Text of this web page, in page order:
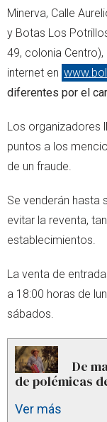
Minerva, Calle
y Botas Los
49, colonia
internet en
diferentes por el
Los organizadores
puntos a los
de un fraude.
Se venderán hasta
evitar la reventa,
establecimientos.
La venta de
a 18:00 horas de
sábados.
De
de polémicas
Ver más